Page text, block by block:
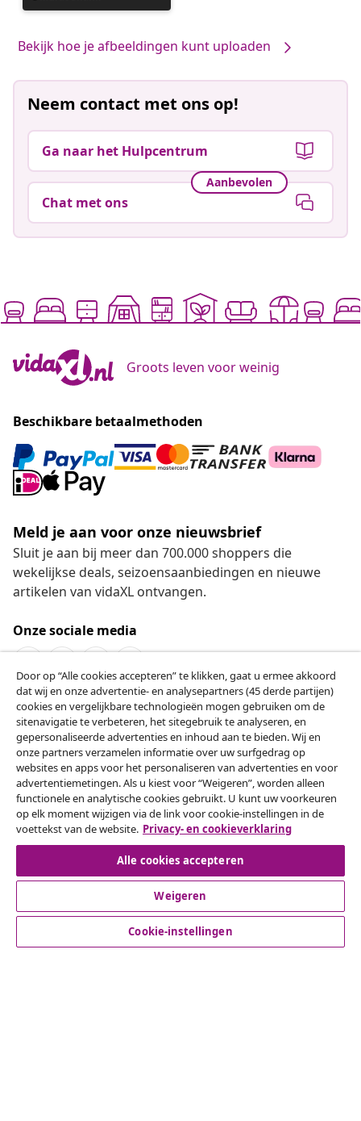
gepubliceerd
Bekijk hoe je afbeeldingen kunt uploaden
Neem contact met ons op!
Ga naar het Hulpcentrum
Aanbevolen
Chat met ons
Groots leven voor weinig
Beschikbare betaalmethoden
Meld je aan voor onze nieuwsbrief
Sluit je aan bij meer dan 700.000 shoppers die
wekelijkse deals, seizoensaanbiedingen en nieuwe
artikelen van vidaXL ontvangen.
Onze sociale media
Herroeping van de overeenkomst
Een annulering voor je bestelling indienen
Herroeping van de overeenkomst
Klantenservice
Door op “Alle cookies accepteren” te klikken, gaat u ermee akkoord
dat wij en onze advertentie- en analysepartners (45 derde partijen)
cookies en vergelijkbare technologieën mogen gebruiken om de
sitenavigatie te verbeteren, het sitegebruik te analyseren, en
gepersonaliseerde advertenties en inhoud aan te bieden. Wij en
onze partners verzamelen informatie over uw surfgedrag op
websites en apps voor het personaliseren van advertenties en voor
advertentiemetingen. Als u kiest voor “Weigeren”, worden alleen
functionele en analytische cookies gebruikt. U kunt uw voorkeuren
op elk moment wijzigen via de link voor cookie-instellingen in de
voettekst van de website. Privacy- en cookieverklaring
Alle cookies accepteren
Weigeren
Cookie-instellingen